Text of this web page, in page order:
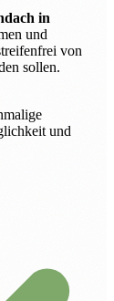
in
und
von
sollen.
und